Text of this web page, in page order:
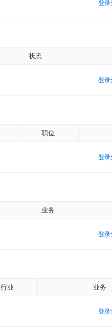
登录
状态
登录
职位
登录
业务
登录
行业 业务
登录